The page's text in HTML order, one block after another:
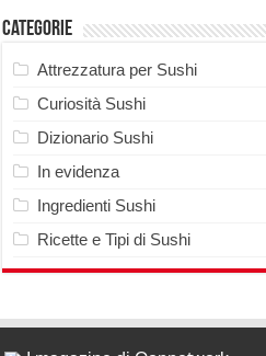
Categorie
Attrezzatura per Sushi
Curiosità Sushi
Dizionario Sushi
In evidenza
Ingredienti Sushi
Ricette e Tipi di Sushi